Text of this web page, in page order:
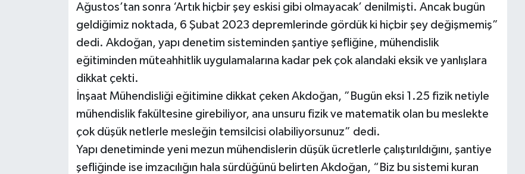
Ağustos’tan sonra ‘Artık hiçbir şey eskisi gibi olmayacak’ denilmişti. Ancak bugün
geldiğimiz noktada, 6 Şubat 2023 depremlerinde gördük ki hiçbir şey değişmemiş”
dedi. Akdoğan, yapı denetim sisteminden şantiye şefliğine, mühendislik
eğitiminden müteahhitlik uygulamalarına kadar pek çok alandaki eksik ve yanlışlara
dikkat çekti.
İnşaat Mühendisliği eğitimine dikkat çeken Akdoğan, ”Bugün eksi 1.25 fizik netiyle
mühendislik fakültesine girebiliyor, ana unsuru fizik ve matematik olan bu meslekte
çok düşük netlerle mesleğin temsilcisi olabiliyorsunuz” dedi.
Yapı denetiminde yeni mezun mühendislerin düşük ücretlerle çalıştırıldığını, şantiye
şefliğinde ise imzacılığın hala sürdüğünü belirten Akdoğan, “Biz bu sistemi kuran